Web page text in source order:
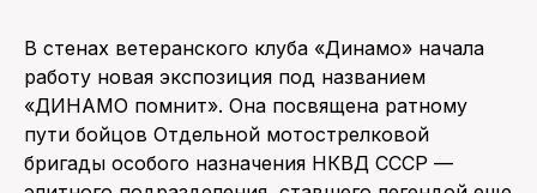
В стенах ветеранского клуба «Динамо» начала
работу новая экспозиция под названием
«ДИНАМО помнит». Она посвящена ратному
пути бойцов Отдельной мотострелковой
бригады особого назначения НКВД СССР —